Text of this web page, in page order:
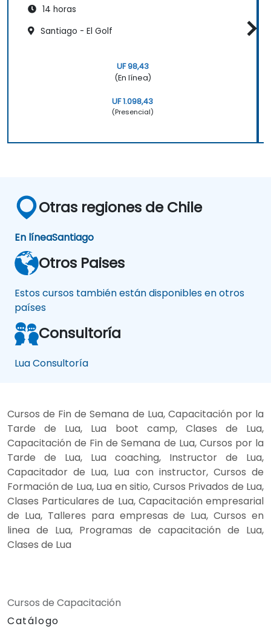
14 horas
Santiago - El Golf
UF 98,43
(En línea)
UF 1.098,43
(Presencial)
Otras regiones de Chile
En líneaSantiago
Otros Paises
Estos cursos también están disponibles en otros
países
Consultoría
Lua Consultoría
Cursos de Fin de Semana de Lua, Capacitación por la
Tarde de Lua, Lua boot camp, Clases de Lua,
Capacitación de Fin de Semana de Lua, Cursos por la
Tarde de Lua, Lua coaching, Instructor de Lua,
Capacitador de Lua, Lua con instructor, Cursos de
Formación de Lua, Lua en sitio, Cursos Privados de Lua,
Clases Particulares de Lua, Capacitación empresarial
de Lua, Talleres para empresas de Lua, Cursos en
linea de Lua, Programas de capacitación de Lua,
Clases de Lua
Cursos de Capacitación
Catálogo